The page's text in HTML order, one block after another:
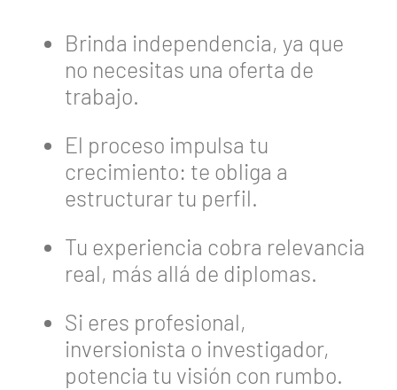
Brinda independencia, ya que
no necesitas una oferta de
trabajo.
El proceso impulsa tu
crecimiento: te obliga a
estructurar tu perfil.
Tu experiencia cobra relevancia
real, más allá de diplomas.
Si eres profesional,
inversionista o investigador,
potencia tu visión con rumbo.